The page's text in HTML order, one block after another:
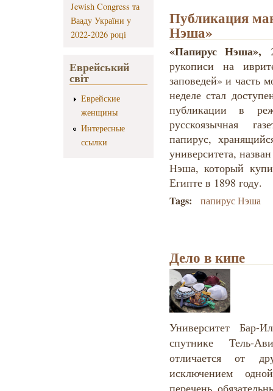
Jewish Congress та
Вааду України у
2022-2026 році
Еврейський
світ
Еврейские
женщины
Интересные
ссылки
Публикация
Нэша»
«Папирус Нэша»,
рукописи на
заповедей» и часть
неделе стал
публикации в
русскоязычная
папирус,
университета,
Нэша, который
Египте в 1898 году.
Tags: папирус Нэша
Дело в кипе
Университет Бар-
спутнике Тель-
отличается от
исключением
перечень